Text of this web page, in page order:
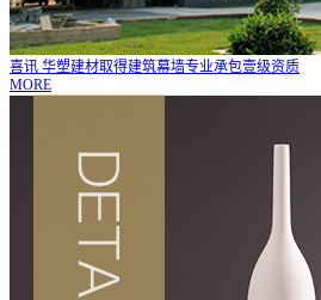
喜讯 华塑建材取得建筑幕墙专业承包壹级资质
MORE